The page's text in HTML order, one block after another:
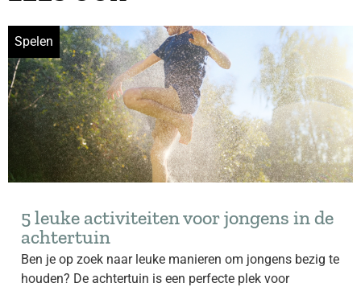
Spelen
5 leuke activiteiten voor jongens in de
achtertuin
Ben je op zoek naar leuke manieren om jongens bezig te
houden? De achtertuin is een perfecte plek voor